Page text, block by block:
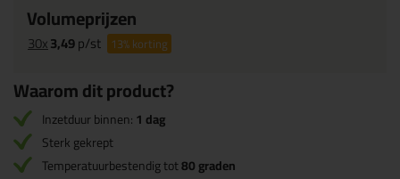
Volumeprijzen
30x3,49p/st 13%korting
Waarom dit product?
Inzetduur binnen:1 dag
Sterk gekrept
Temperatuurbestendig tot80 graden